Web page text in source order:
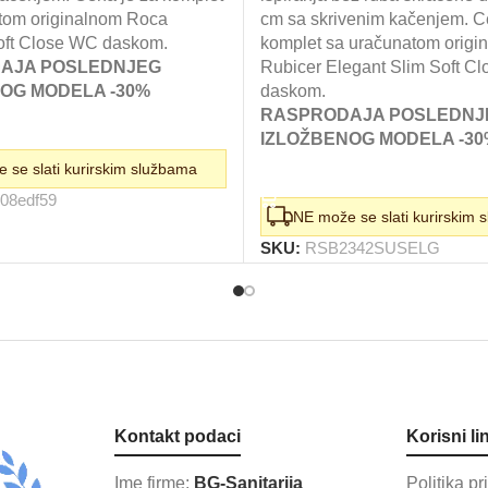
RSD.
originalnom Roca
Close WC daskom.
POSLEDNJEG
MODELA -30%
se slati kurirskim službama
44.730,00 RSD.
cm sa skrivenim kačenjem.
komplet sa uračunatom
Rubicer Elegant Slim Soft
daskom.
RASPRODAJA
IZLOŽBENOG MODELA -
NE može se slati kurirskim
SKU: RSB2342SUSELG
Kontakt podaci
Ime firme: BG-Sanitarija
Korisni
Politika